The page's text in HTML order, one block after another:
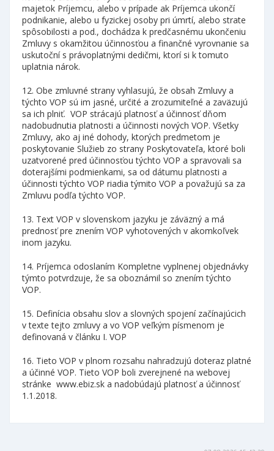
majetok Príjemcu, alebo v prípade ak Príjemca ukončí
podnikanie, alebo u fyzickej osoby pri úmrtí, alebo strate
spôsobilosti a pod., dochádza k predčasnému ukončeniu
Zmluvy s okamžitou účinnosťou a finančné vyrovnanie sa
uskutoční s právoplatnými dedičmi, ktorí si k tomuto
uplatnia nárok.
12. Obe zmluvné strany vyhlasujú, že obsah Zmluvy a
týchto VOP sú im jasné, určité a zrozumiteľné a zaväzujú
sa ich plniť. VOP strácajú platnosť a účinnosť dňom
nadobudnutia platnosti a účinnosti nových VOP. Všetky
Zmluvy, ako aj iné dohody, ktorých predmetom je
poskytovanie Služieb zo strany Poskytovateľa, ktoré boli
uzatvorené pred účinnosťou týchto VOP a spravovali sa
doterajšími podmienkami, sa od dátumu platnosti a
účinnosti týchto VOP riadia týmito VOP a považujú sa za
Zmluvu podľa týchto VOP.
13. Text VOP v slovenskom jazyku je záväzný a má
prednosť pre znením VOP vyhotovených v akomkoľvek
inom jazyku.
14. Príjemca odoslaním Kompletne vyplnenej objednávky
týmto potvrdzuje, že sa oboznámil so znením týchto
VOP.
15. Definícia obsahu slov a slovných spojení začínajúcich
v texte tejto zmluvy a vo VOP veľkým písmenom je
definovaná v článku I. VOP
16. Tieto VOP v plnom rozsahu nahradzujú doteraz platné
a účinné VOP. Tieto VOP boli zverejnené na webovej
stránke www.ebiz.sk a nadobúdajú platnosť a účinnosť
1.1.2018.